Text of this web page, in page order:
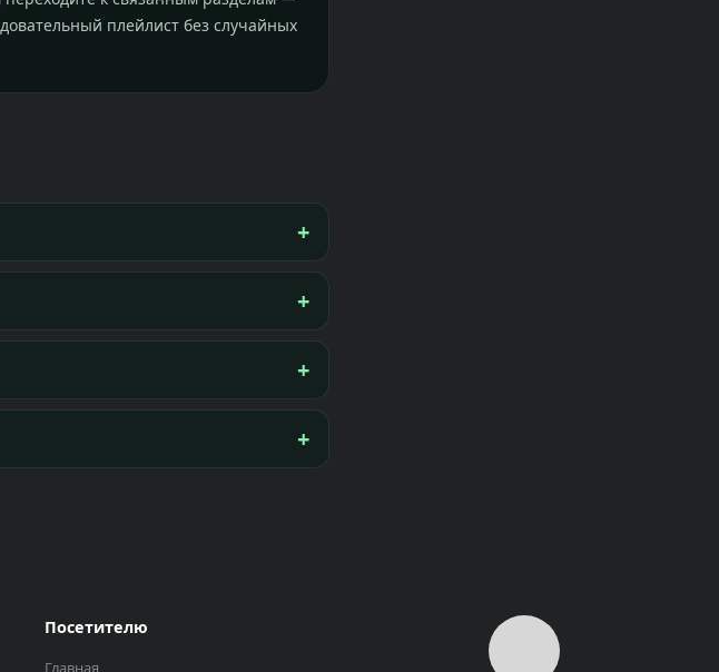
плейлист без случайных
Посетителю
Главная